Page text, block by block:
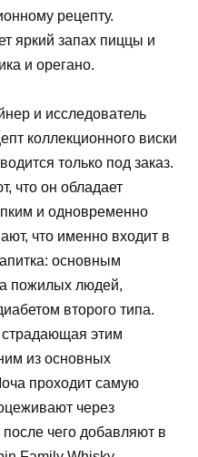
рецепту.
яркий запах пиццы и
и орегано.
и исследователь
коллекционного виски
только под заказ.
что он обладает
и одновременно
что именно входит в
основным
пожилых людей,
второго типа.
этим
из основных
проходит самую
через
чего добавляют в